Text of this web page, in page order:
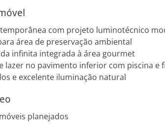
com projeto luminotécnico
área de preservação ambiental
infinita integrada à área gourmet
lazer no pavimento inferior com piscina e
e excelente iluminação natural
planejados